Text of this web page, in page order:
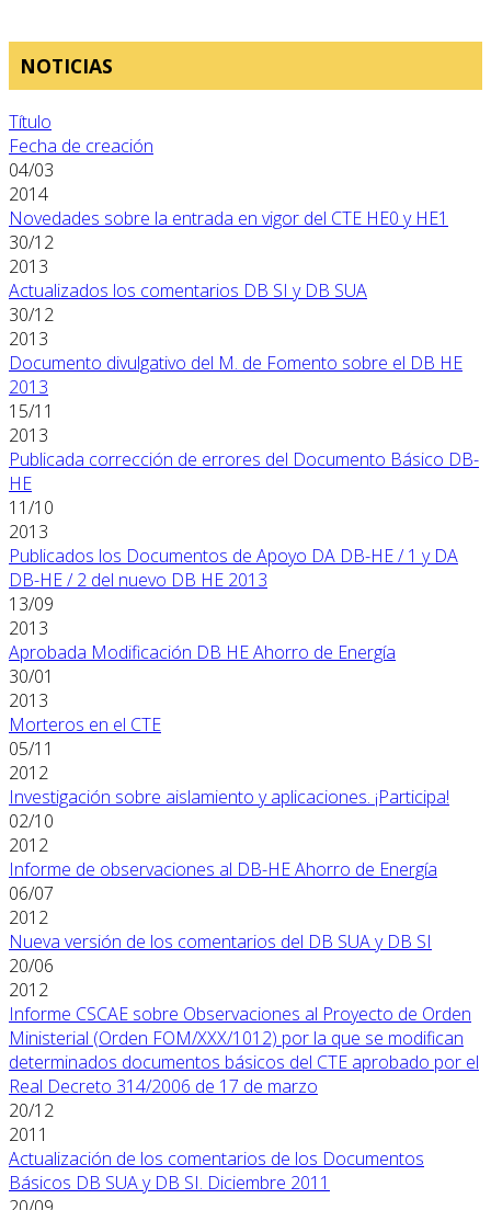
NOTICIAS
Título
Fecha de creación
04/03
2014
Novedades sobre la entrada en vigor del CTE HE0 y HE1
30/12
2013
Actualizados los comentarios DB SI y DB SUA
30/12
2013
Documento divulgativo del M. de Fomento sobre el DB HE
2013
15/11
2013
Publicada corrección de errores del Documento Básico DB-
HE
11/10
2013
Publicados los Documentos de Apoyo DA DB-HE / 1 y DA
DB-HE / 2 del nuevo DB HE 2013
13/09
2013
Aprobada Modificación DB HE Ahorro de Energía
30/01
2013
Morteros en el CTE
05/11
2012
Investigación sobre aislamiento y aplicaciones. ¡Participa!
02/10
2012
Informe de observaciones al DB-HE Ahorro de Energía
06/07
2012
Nueva versión de los comentarios del DB SUA y DB SI
20/06
2012
Informe CSCAE sobre Observaciones al Proyecto de Orden
Ministerial (Orden FOM/XXX/1012) por la que se modifican
determinados documentos básicos del CTE aprobado por el
Real Decreto 314/2006 de 17 de marzo
20/12
2011
Actualización de los comentarios de los Documentos
Básicos DB SUA y DB SI. Diciembre 2011